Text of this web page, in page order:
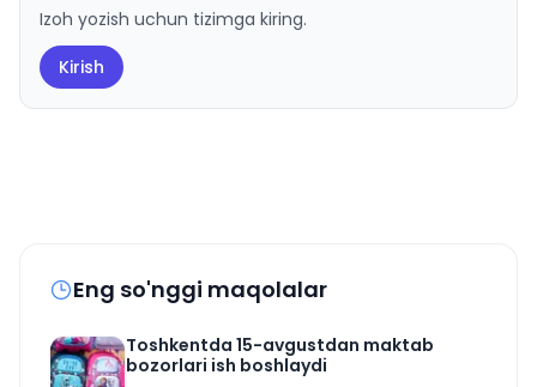
Izoh yozish uchun tizimga kiring.
Kirish
Eng so'nggi maqolalar
Toshkentda 15-avgustdan maktab
bozorlari ish boshlaydi